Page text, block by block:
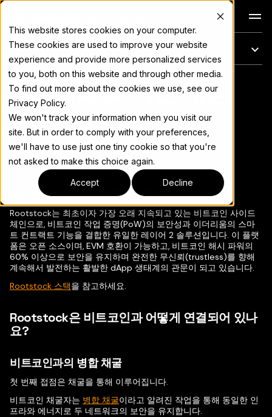
This website stores cookies on your computer.
These cookies are used to improve your website
experience and provide more personalized services
to you, both on this website and through other media.
To find out more about the cookies we use, see our
Privacy Policy.
We won't track your information when you visit our
site. But in order to comply with your preferences,
we'll have to use just one tiny cookie so that you're
not asked to make this choice again.
Accept Decline
이 페이지에서는
전체 문서 색인은 llms.txt
Rootstock 기본 개념
페이지 복사 ▾
Rootstock이란 무엇인가요?
Rootstock는 최초이자 가장 오래 지속되고 있는 비트코인 사이드
체인으로, 비트코인 작업 증명(PoW)의 보안성과 이더리움의 스마
트 컨트랙트 기능을 결합한 유일한 레이어 2 솔루션입니다. 이 플랫
폼은 오픈 소스이며, EVM 호환이 가능하고, 비트코인 해시 파워의
60% 이상으로 보안을 유지하며 완전한 무신뢰(trustless)를 향해
계속해서 발전하는 활발한 dApp 생태계의 관문이 되고 있습니다.
Rootstock 스택을 참고하세요.
Rootstock은 비트코인과 어떻게 연결되어 있나
요?
비트코인과의 병합 채굴
첫 번째 접점은 채굴을 통해 이루어집니다.
비트코인 채굴자는 병합 채굴이라고 알려진 작업을 통해 동일한 인
프라와 에너지로 두 네트워크의 보안을 유지합니다.